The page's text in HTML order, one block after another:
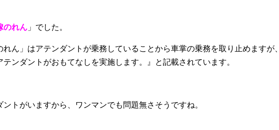
のれん 」でした。
れん」はアテンダントが乗務していることから車掌の乗務を取り止めますが、
テンダントがおもてなしを実施します。』と記載されています。
トがいますから、ワンマンでも問題無さそうですね。